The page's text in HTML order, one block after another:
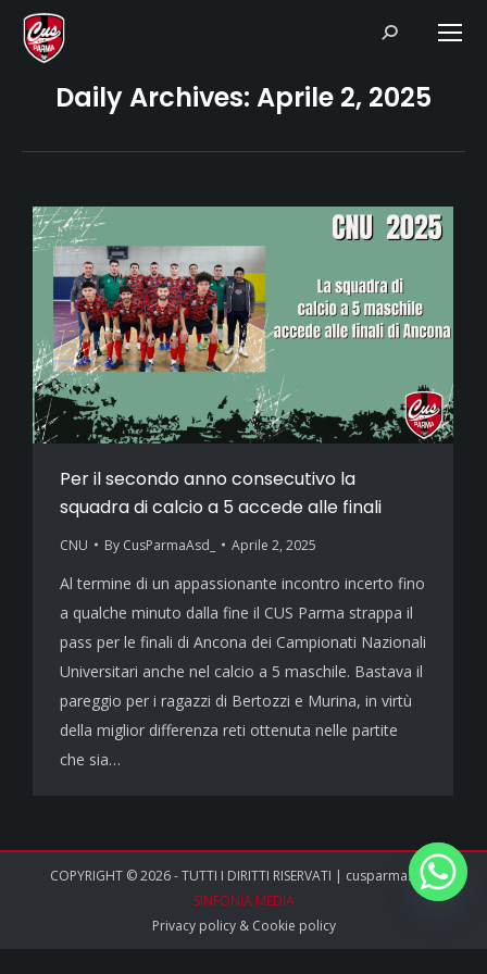
Search:
Daily Archives: Aprile 2, 2025
Per il secondo anno consecutivo la
squadra di calcio a 5 accede alle finali
CNU By CusParmaAsd_ Aprile 2, 2025
Al termine di un appassionante incontro incerto fino
a qualche minuto dalla fine il CUS Parma strappa il
pass per le finali di Ancona dei Campionati Nazionali
Universitari anche nel calcio a 5 maschile. Bastava il
pareggio per i ragazzi di Bertozzi e Murina, in virtù
della miglior differenza reti ottenuta nelle partite
che sia…
COPYRIGHT © 2026 - TUTTI I DIRITTI RISERVATI | cusparma.it by
SINFONIA MEDIA
Privacy policy& Cookie policy